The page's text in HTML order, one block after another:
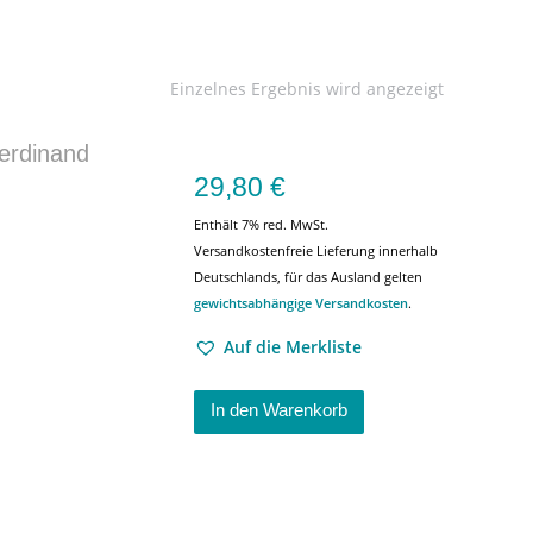
Einzelnes Ergebnis wird angezeigt
29,80 €
Enthält 7% red. MwSt.
Versandkostenfreie Lieferung innerhalb
Deutschlands, für das Ausland gelten
gewichtsabhängige Versandkosten.
Auf die Merkliste
In den Warenkorb